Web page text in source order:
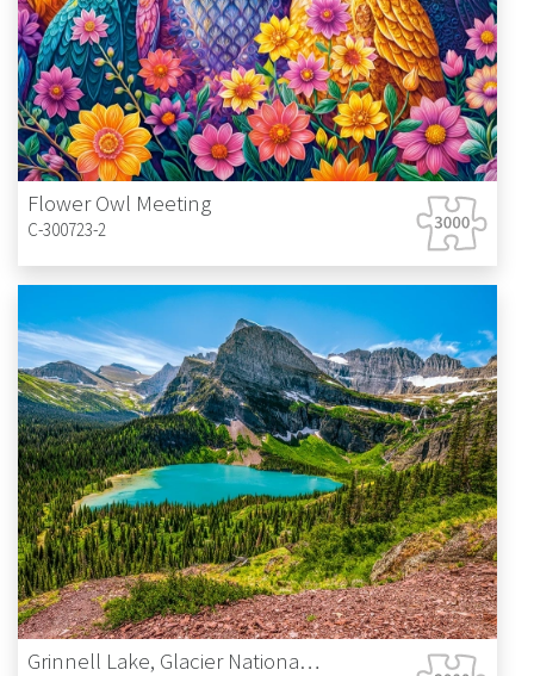
Flower Owl Meeting
C-300723-2
Grinnell Lake, Glacier National Park, USA